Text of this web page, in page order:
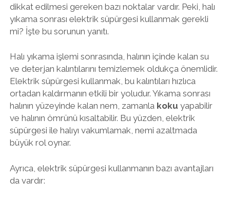
dikkat edilmesi gereken bazı noktalar vardır. Peki, halı
yıkama sonrası elektrik süpürgesi kullanmak gerekli
mi? İşte bu sorunun yanıtı.
Halı yıkama işlemi sonrasında, halının içinde kalan su
ve deterjan kalıntılarını temizlemek oldukça önemlidir.
Elektrik süpürgesi kullanmak, bu kalıntıları hızlıca
ortadan kaldırmanın etkili bir yoludur. Yıkama sonrası
halının yüzeyinde kalan nem, zamanla koku yapabilir
ve halının ömrünü kısaltabilir. Bu yüzden, elektrik
süpürgesi ile halıyı vakumlamak, nemi azaltmada
büyük rol oynar.
Ayrıca, elektrik süpürgesi kullanmanın bazı avantajları
da vardır: